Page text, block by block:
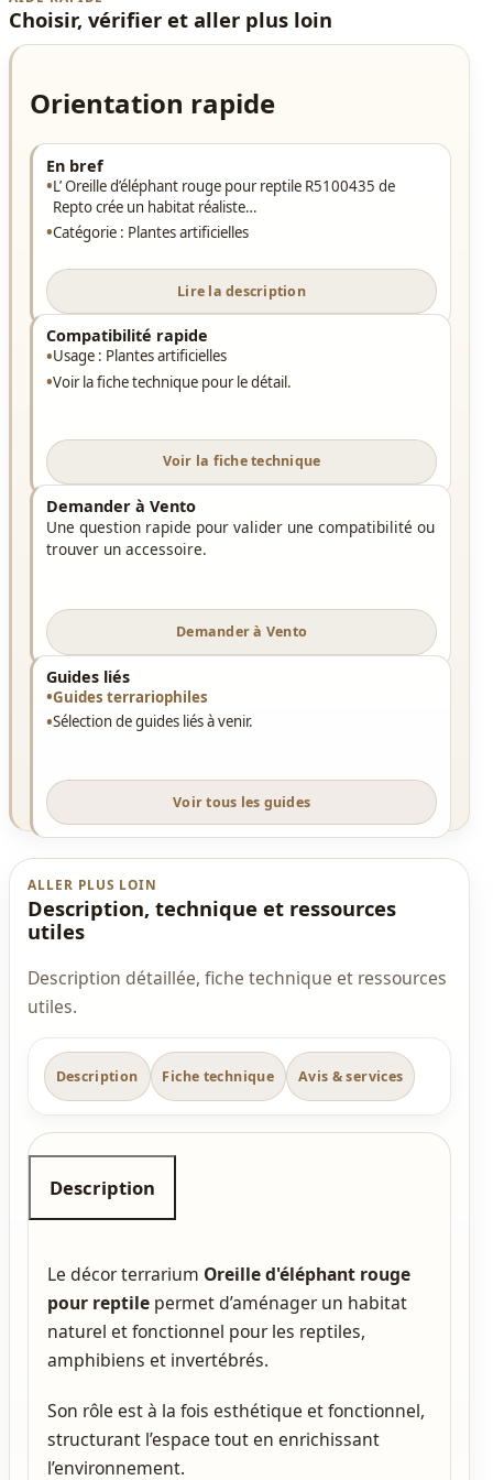
Choisir, vérifier et aller plus loin
Orientation rapide
En bref
L’ Oreille d’éléphant rouge pour reptile R5100435 de
Repto crée un habitat réaliste…
Catégorie : Plantes artificielles
Lire la description
Compatibilité rapide
Usage : Plantes artificielles
Voir la fiche technique pour le détail.
Voir la fiche technique
Demander à Vento
Une question rapide pour valider une compatibilité ou
trouver un accessoire.
Demander à Vento
Guides liés
Guides terrariophiles
Sélection de guides liés à venir.
Voir tous les guides
ALLER PLUS LOIN
Description, technique et ressources
utiles
Description détaillée, fiche technique et ressources
utiles.
Description Fiche technique Avis & services
Description
Le décor terrarium Oreille d'éléphant rouge
pour reptilepermet d’aménager un habitat
naturel et fonctionnel pour les reptiles,
amphibiens et invertébrés.
Son rôle est à la fois esthétique et fonctionnel,
structurant l’espace tout en enrichissant
l’environnement.